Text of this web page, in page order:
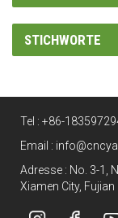
STICHWORTE
Tel : +86-
Email :
Adresse : No. 3-1,
Xiamen City,